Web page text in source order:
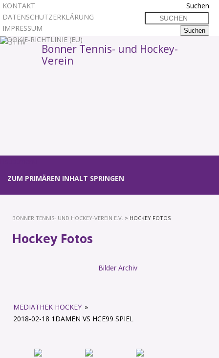
KONTAKT
DATENSCHUTZERKLÄRUNG
IMPRESSUM
COOKIE-RICHTLINIE (EU)
Suchen
Bonner Tennis- und Hockey-
Verein
1 2 3
ZUM PRIMÄREN INHALT SPRINGEN
BONNER TENNIS- UND HOCKEY-VEREIN E.V. > HOCKEY FOTOS
Hockey Fotos
Bilder Archiv
MEDIATHEK HOCKEY »
2018-02-18 1DAMEN VS HCE99 SPIEL